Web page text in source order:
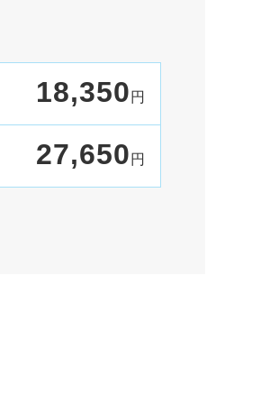
18,350 円
27,650 円